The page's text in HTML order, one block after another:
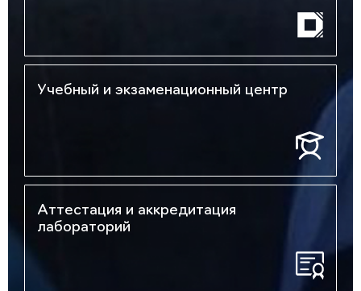
Учебный и экзаменационный центр
Аттестация и аккредитация
лабораторий